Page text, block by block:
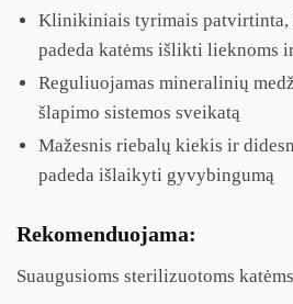
Klinikiniais tyrimais patvirtinta,
padeda katėms išlikti lieknoms
Reguliuojamas mineralinių
šlapimo sistemos sveikatą
Mažesnis riebalų kiekis ir
padeda išlaikyti gyvybingumą
Rekomenduojama:
Suaugusioms sterilizuotoms